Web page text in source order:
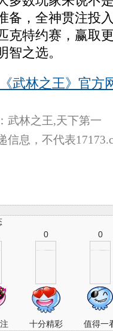
备，全神贯注投
克特约赛，赢取
之选。
武林之王》官方
武林之王,天下第一
信息，不代表
0
十分精彩
0
值得一